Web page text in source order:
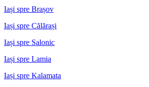
Iași spre Brașov
Iași spre Călărași
Iași spre Salonic
Iași spre Lamia
Iași spre Kalamata